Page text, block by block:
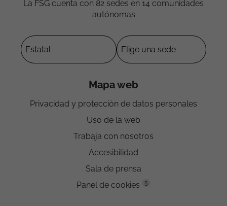
La FSG cuenta con 82 sedes en 14 comunidades
autónomas
Mapa web
Privacidad y protección de datos personales
Uso de la web
Trabaja con nosotros
Accesibilidad
Sala de prensa
Panel de cookies
5